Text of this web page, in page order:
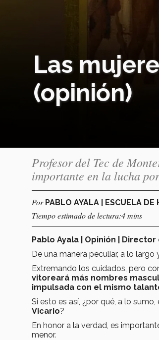
Las
(opinión)
Profesor del Tec de
importante en la lucha
Por PABLO AYALA | ESCUELA DE
Tiempo estimado de lectura:4 mins
Pablo Ayala | Opinión |
De una manera peculiar, a lo
Extremando los cuidados, pero
vitoreará más nombres
impulsada con el mismo
Si esto es así, ¿por qué, a lo
Vicario?
En honor a la verdad, es
menor.